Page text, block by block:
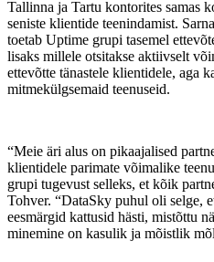
Tallinna ja Tartu kontorites samas
seniste klientide teenindamist.
toetab Uptime grupi tasemel
lisaks millele otsitakse aktiivselt
ettevõtte tänastele klientidele, aga
mitmekülgsemaid teenuseid.
“Meie äri alus on pikaajalised
klientidele parimate võimalike
grupi tugevust selleks, et kõik
Tohver. “DataSky puhul oli selge,
eesmärgid kattusid hästi, mistõttu
minemine on kasulik ja mõistlik